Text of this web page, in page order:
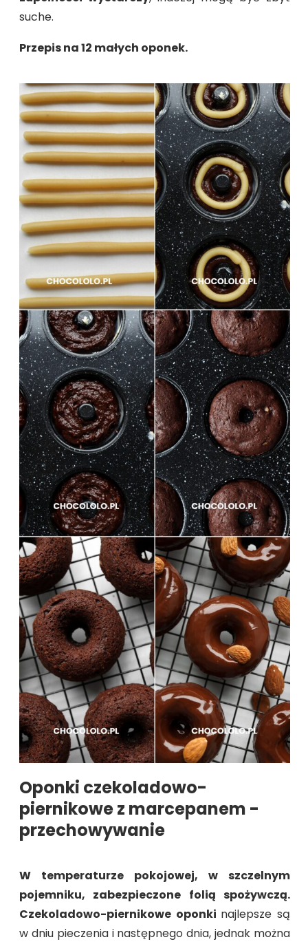
suche.
Przepis na 12 małych oponek.
Oponki czekoladowo-
piernikowe z marcepanem -
przechowywanie
W temperaturze pokojowej, w szczelnym
pojemniku, zabezpieczone folią spożywczą.
Czekoladowo-piernikowe oponki najlepsze są
w dniu pieczenia i następnego dnia, jednak można